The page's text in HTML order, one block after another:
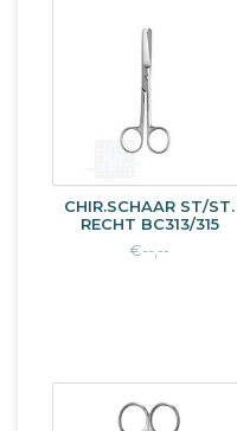
CHIR.SCHAAR ST/ST.
RECHT BC313/315
€--,--